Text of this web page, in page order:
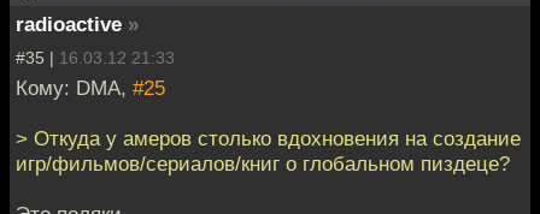
radioactive »
#35 | 16.03.12 21:33
Кому: DMA, #25
> Откуда у амеров столько вдохновения на создание
игр/фильмов/сериалов/книг о глобальном пиздеце?